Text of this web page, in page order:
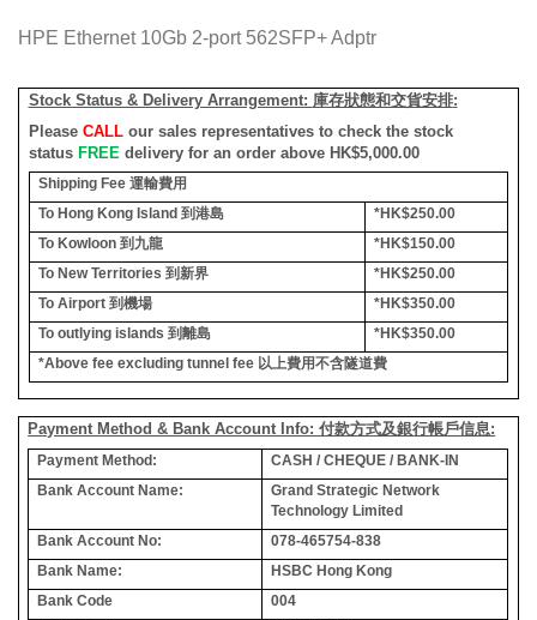
HPE Ethernet 10Gb 2-port 562SFP+ Adptr
Stock Status & Delivery Arrangement: 庫存狀態和交貨安排:
Please CALLour sales representatives to check the stock
status FREE delivery for an order above HK$5,000.00
Shipping Fee 運輸費用
To Hong Kong Island 到港島
*HK$250.00
To Kowloon 到九龍
*HK$150.00
To New Territories 到新界
*HK$250.00
To Airport 到機場
*HK$350.00
To outlying islands 到離島
*HK$350.00
*Above fee excluding tunnel fee 以上費用不含隧道費
Payment Method & Bank Account Info: 付款方式及銀行帳戶信息:
Payment Method:
CASH / CHEQUE / BANK-IN
Bank Account Name:
Grand Strategic Network
Technology Limited
Bank Account No:
078-465754-838
Bank Name:
HSBC Hong Kong
Bank Code
004